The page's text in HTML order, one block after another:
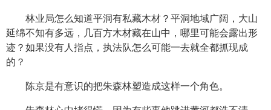
林业局怎么知道平洞有私藏木材？平洞地域广阔，大山
延绵不知有多远，几百方木材藏在山中，哪里可能会露出形
迹？如果没有人指点，执法队怎么可能一去就全都抓现成
的？
陈京是有意识的把朱森林塑造成这样一个角色。